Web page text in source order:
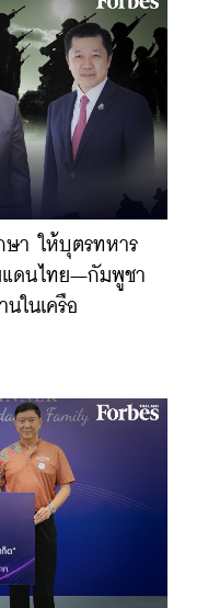
ษา ให้บุตรทหาร
แดนไทย–กัมพูชา
ในเครือ